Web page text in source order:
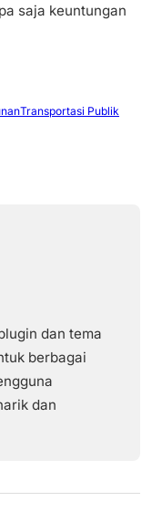
saja keuntungan
Transportasi Publik
dan tema
berbagai
dan